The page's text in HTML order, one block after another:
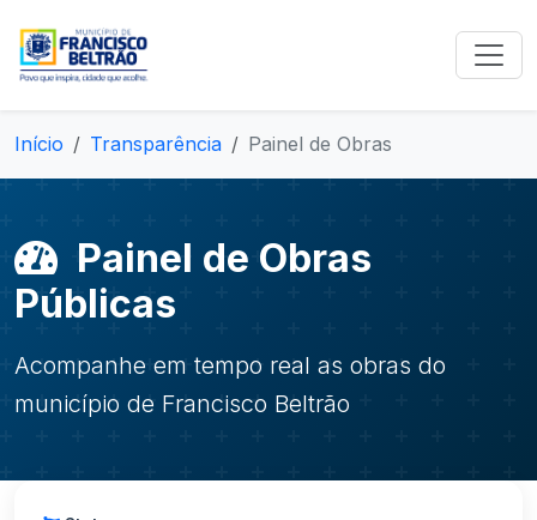
Início Transparência Painel de Obras
Painel de Obras
Públicas
Acompanhe em tempo real as obras do
município de Francisco Beltrão